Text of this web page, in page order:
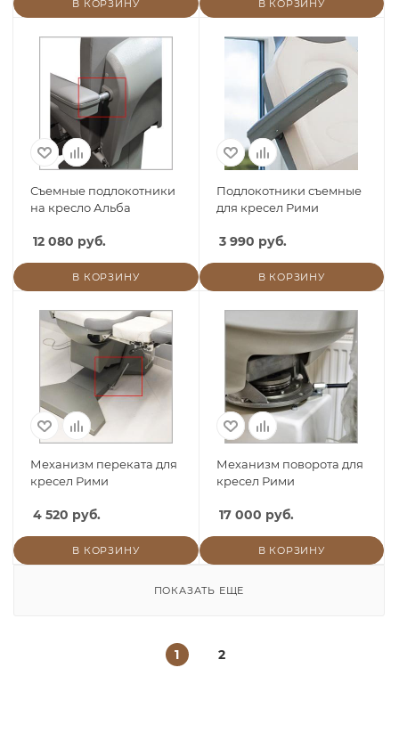
В КОРЗИНУ В КОРЗИНУ
Съемные подлокотники
на кресло Альба
12 080 руб.
В КОРЗИНУ
Подлокотники съемные
для кресел Рими
3 990 руб.
В КОРЗИНУ
Механизм переката для
кресел Рими
4 520 руб.
В КОРЗИНУ
Механизм поворота для
кресел Рими
17 000 руб.
В КОРЗИНУ
ПОКАЗАТЬ ЕЩЕ
1 2